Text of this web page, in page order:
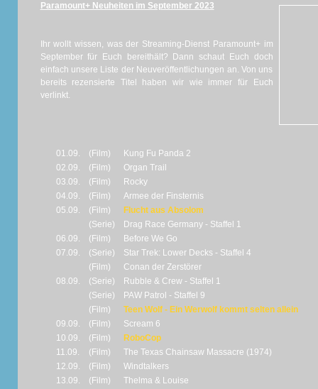
Paramount+ Neuheiten im September 2023
Ihr wollt wissen, was der Streaming-Dienst Paramount+ im
September für Euch bereithält? Dann schaut Euch doch
einfach unsere Liste der Neuveröffentlichungen an. Von uns
bereits rezensierte Titel haben wir wie immer für Euch
verlinkt.
01.09. (Film)
Kung Fu Panda 2
02.09.
(Film)
Organ Trail
03.09.
(Film)
Rocky
04.09.
(Film)
Armee der Finsternis
05.09.
(Film)
Flucht aus Absolom
(Serie)
Drag Race Germany - Staffel 1
06.09.
(Film)
Before We Go
07.09.
(Serie)
Star Trek: Lower Decks - Staffel 4
(Film)
Conan der Zerstörer
08.09.
(Serie)
Rubble & Crew - Staffel 1
(Serie)
PAW Patrol - Staffel 9
(Film)
Teen Wolf - Ein Werwolf kommt selten allein
09.09.
(Film)
Scream 6
10.09.
(Film)
RoboCop
11.09.
(Film)
The Texas Chainsaw Massacre (1974)
12.09.
(Film)
Windtalkers
13.09.
(Film)
Thelma & Louise